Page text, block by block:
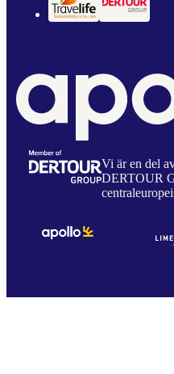
Vi är en del
DERTOUR